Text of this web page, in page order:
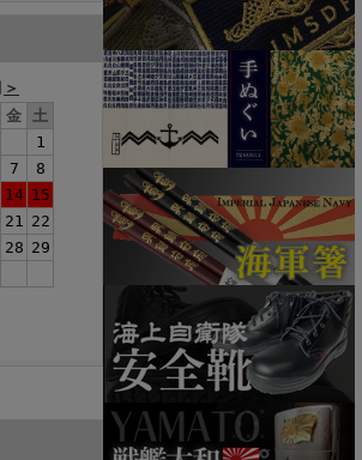
＞
金 土
1
7
8
14 15
21 22
28 29